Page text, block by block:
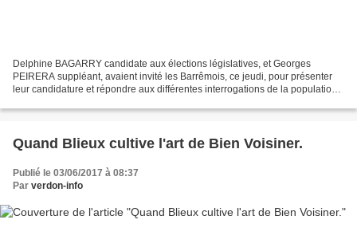
Delphine BAGARRY candidate aux élections législatives, et Georges
PEIRERA suppléant, avaient invité les Barrêmois, ce jeudi, pour présenter
leur candidature et répondre aux différentes interrogations de la population ;
Quand Blieux cultive l'art de Bien Voisiner.
Publié le 03/06/2017 à 08:37
Par verdon-info